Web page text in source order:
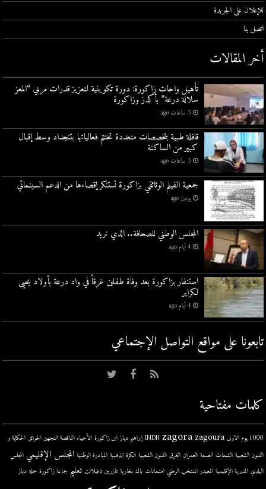
للإعلان على الجريدة
اتصل بنا
أخر المقالات
تأهيل واحات زاكورة: دورة تكوينية لتعزيز قدرات مربي “المعز
سلالة درعة” بأكدز وزاكورة
5 ساعات ago
قافلة طبية بتخصصات متعددة تختتم فعالياتها بتنجداد وسط إقبال
كبير من الساكنة
5 ساعات ago
جمعية الفيلم الوثائقي بزاكورة تستنكر إقصاءها من الدعم السينمائي
يومين ago
المجلس الوطني للصحافة.. الذي نريد
4 أيام ago
استنفار بزاكورة بعد وفاة طفلين غرقاً في واد درعة بأولاد يحيى
لكراير
4 أيام ago
تابعونا على مواقع التواصل اﻹجتماعي
كلمات مفتاحية
1000 يوم الاولى INDH zagora zagoura إبراهيم دياز ابن زاكورة الأحياء الناقصة التجهيز الحرائق الحكاية و
الفنون الشعبية الشحات الصحة العمران الغرق الفنون الشعبية الكرة الذهبية المبادرة الوطنية المجلس الإقليمي المجلس
البلدي المديرية الإقليمية المعيدر المنتخب الوطني امتحانات باك بلغارية تازرين تافيلالت تعليم جماعة زاكورة حملة دباز